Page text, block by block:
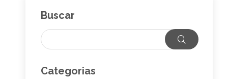
Buscar
Categorias